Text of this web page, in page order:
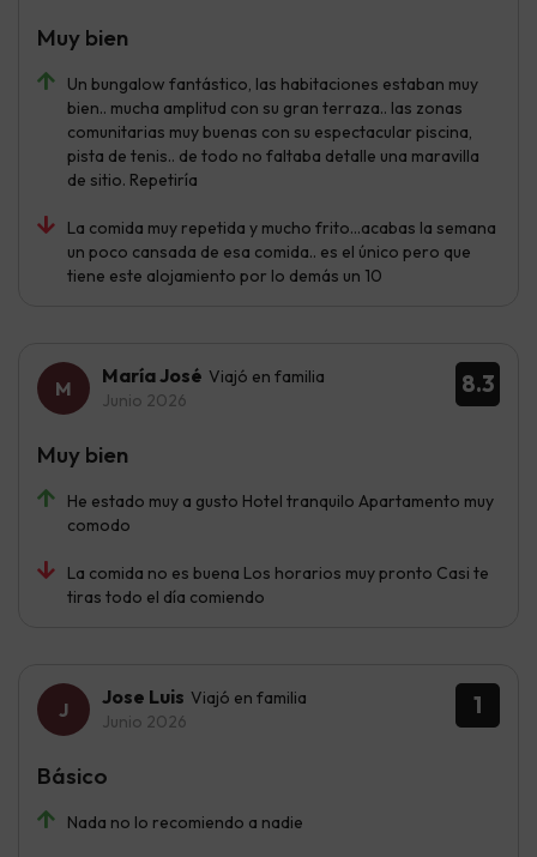
Un bungalow fantástico, las habitaciones estaban muy
bien.. mucha amplitud con su gran terraza.. las zonas
comunitarias muy buenas con su espectacular piscina,
pista de tenis.. de todo no faltaba detalle una maravilla
de sitio. Repetiría
La comida muy repetida y mucho frito…acabas la semana
un poco cansada de esa comida.. es el único pero que
tiene este alojamiento por lo demás un 10
Muy bien
8.3
María José Viajó en familia
Junio 2026
He estado muy a gusto Hotel tranquilo Apartamento muy
comodo
La comida no es buena Los horarios muy pronto Casi te
tiras todo el día comiendo
Muy bien
1
Jose Luis Viajó en familia
Junio 2026
Nada no lo recomiendo a nadie
Básico